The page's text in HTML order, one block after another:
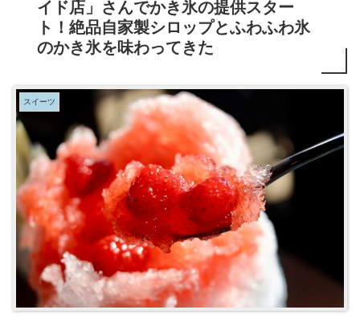
イド店」さんでかき氷の提供スター
ト！絶品自家製シロップとふわふわ氷
のかき氷を味わってきた
スイーツ